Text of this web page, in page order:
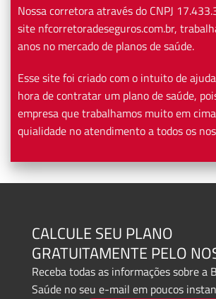
Nossa corretora através do CNPJ
site nfcorretoradeseguros.com.br,
anos no mercado de planos de saúde.
Esse site foi criado com o intuito de
hora de contratar um plano de saúde,
empresa que trabalhamos muito em
quialidade no atendimento a todos os
CALCULE SEU PLANO
GRATUITAMENTE PELO
Receba todas as informações sobre a
Saúde no seu e-mail em poucos